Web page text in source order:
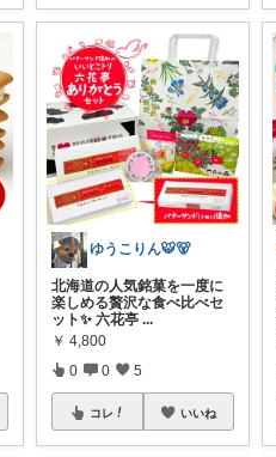
ゆうこりん🐯🐻
北海道の人気銘菓を一度に
楽しめる贅沢な食べ比べセ
ット✨ 六花亭 ...
￥ 4,800
0 0 5
コレ いいね